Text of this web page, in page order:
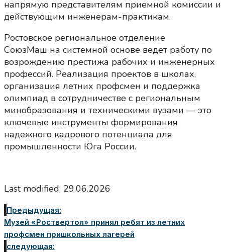
напрямую представителям приемной комиссии и
действующим инженерам-практикам.
Ростовское региональное отделение
СоюзМаш на системной основе ведет работу по
возрождению престижа рабочих и инженерных
профессий. Реализация проектов в школах,
организация летних профсмен и поддержка
олимпиад в сотрудничестве с региональным
минобразования и техническими вузами — это
ключевые инструменты формирования
надежного кадрового потенциала для
промышленности Юга России.
Last modified: 29.06.2026
Предыдущая:
Музей «Роствертол» принял ребят из летних
профсмен пришкольных лагерей
следующая: